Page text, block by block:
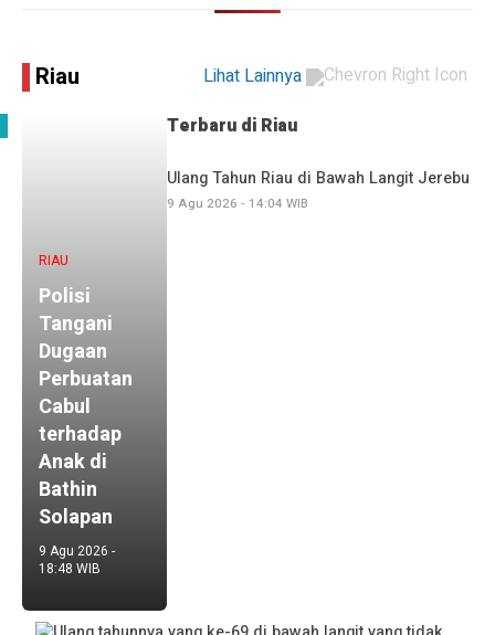
Riau Lihat Lainnya
RIAU
Polisi
Tangani
Dugaan
Perbuatan
Cabul
terhadap
Anak di
Bathin
Solapan
9 Agu 2026 -
18:48 WIB
Terbaru di Riau
Ulang Tahun Riau di Bawah Langit Jerebu
9 Agu 2026 - 14:04 WIB